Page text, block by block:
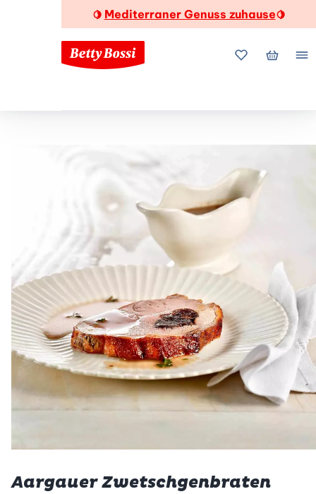
🍋 Mediterraner Genuss zuhause🍋
MeineMein
Aargauer Zwetschgenbraten